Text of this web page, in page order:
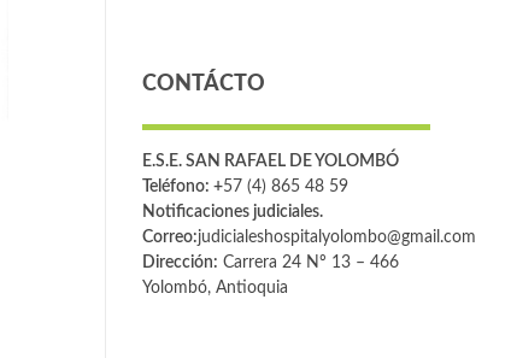
CONTÁCTO
E.S.E. SAN RAFAEL DE YOLOMBÓ
Teléfono: +57 (4) 865 48 59
Notificaciones judiciales.
Correo:judicialeshospitalyolombo@gmail.com
Dirección: Carrera 24 Nº 13 – 466
Yolombó, Antioquia